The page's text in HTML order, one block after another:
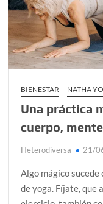
Día de Independencia
polarizada
Salud mental digital:
generan las redes
Denuncia por
Día del Orgullo
la dignidad humana
BIENESTAR NATHA
Una práctica
cuerpo,
Heterodiversa 21/
Algo mágico
de yoga. Fíjate, que